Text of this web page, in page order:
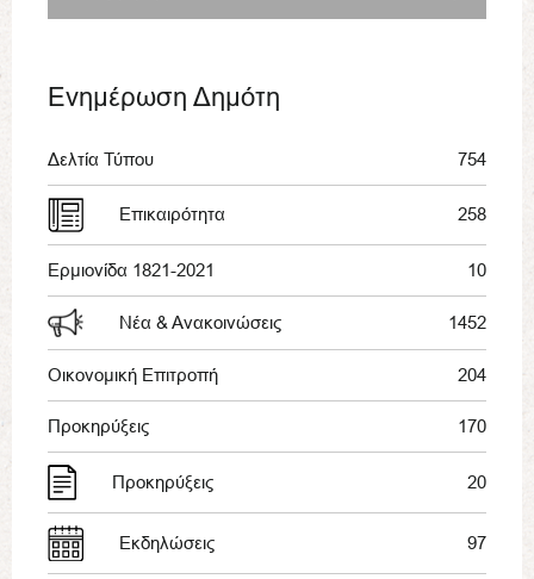
Ενημέρωση Δημότη
Δελτία Τύπου 754
Επικαιρότητα 258
Ερμιονίδα 1821-2021 10
Νέα & Ανακοινώσεις 1452
Οικονομική Επιτροπή 204
Προκηρύξεις 170
Προκηρύξεις 20
Εκδηλώσεις 97